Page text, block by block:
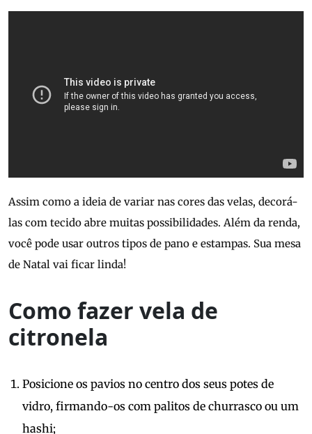
Assim como a ideia de variar nas cores das velas, decorá-
las com tecido abre muitas possibilidades. Além da renda,
você pode usar outros tipos de pano e estampas. Sua mesa
de Natal vai ficar linda!
Como fazer vela de
citronela
Posicione os pavios no centro dos seus potes de
vidro, firmando-os com palitos de churrasco ou um
hashi;